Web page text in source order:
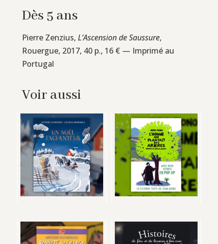
Dès 5 ans
Pierre Zenzius, L’Ascension de Saussure,
Rouergue, 2017, 40 p., 16 € — Imprimé au
Portugal
Voir aussi